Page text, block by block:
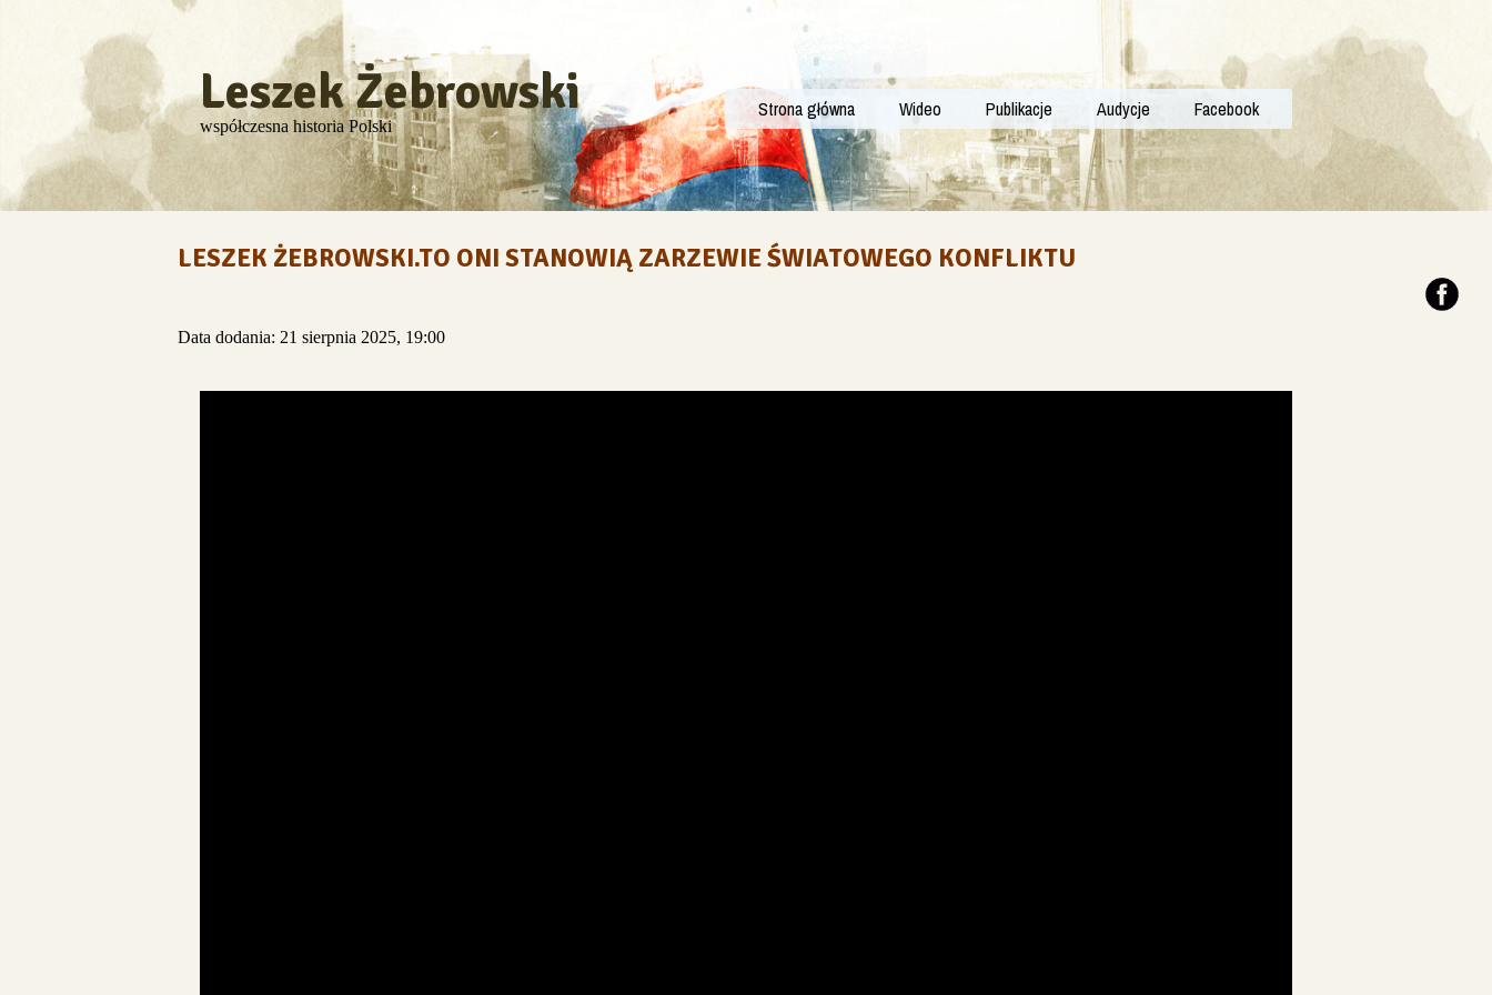
Leszek Żebrowski
współczesna historia Polski
Strona główna Wideo Publikacje Audycje Facebook
LESZEK ŻEBROWSKI.TO ONI STANOWIĄ ZARZEWIE ŚWIATOWEGO KONFLIKTU
Data dodania: 21 sierpnia 2025, 19:00